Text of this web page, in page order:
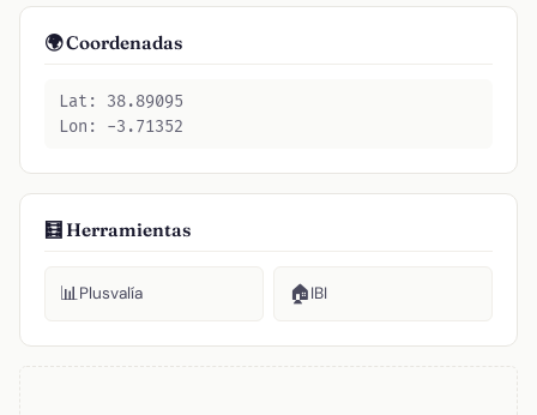
🌍 Coordenadas
Lat: 38.89095
Lon: -3.71352
🧮 Herramientas
📊Plusvalía 🏠IBI